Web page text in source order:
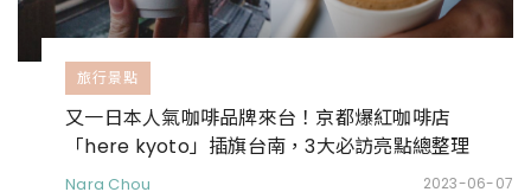
旅行景點
又一日本人氣咖啡品牌來台！京都爆紅咖啡店
「here kyoto」插旗台南，3大必訪亮點總整理
Nara Chou 2023-06-07